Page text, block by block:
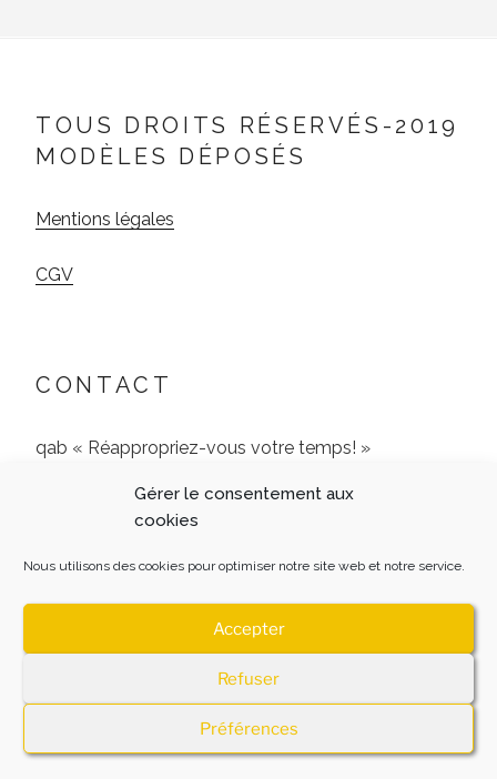
Gérer le consentement aux
cookies
Nous utilisons des cookies pour optimiser notre site web et notre service.
Accepter
Refuser
Préférences
TOUS DROITS RÉSERVÉS-2019
MODÈLES DÉPOSÉS
Mentions légales
CGV
CONTACT
qab « Réappropriez-vous votre temps! »
9 Rue de l’Archerie, 60680 Jonquières
06 51 24 77 65
MENTIONS LEGALES
Fièrement propulsé par